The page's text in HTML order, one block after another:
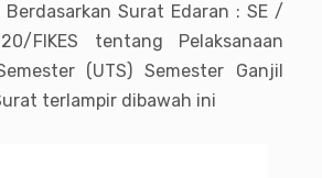
Berdasarkan Surat Edaran : SE /
FIKES tentang Pelaksanaan
(UTS) Semester Ganjil
terlampir dibawah ini